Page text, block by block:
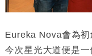
Eureka Nova會為初
今次星光大道便是一